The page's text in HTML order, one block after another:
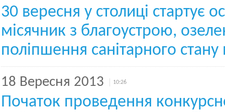
30 вересня у столиці стартує
місячник з благоустрою,
поліпшення санітарного стану
18 Вересня 2013 10:26
Початок проведення